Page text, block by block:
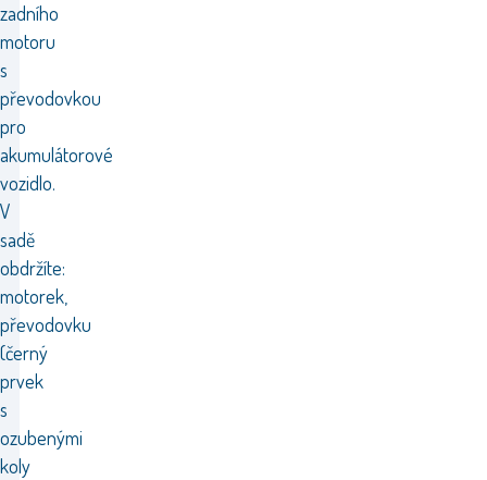
zadního
motoru
s
převodovkou
pro
akumulátorové
vozidlo.
V
sadě
obdržíte:
motorek,
převodovku
(černý
prvek
s
ozubenými
koly